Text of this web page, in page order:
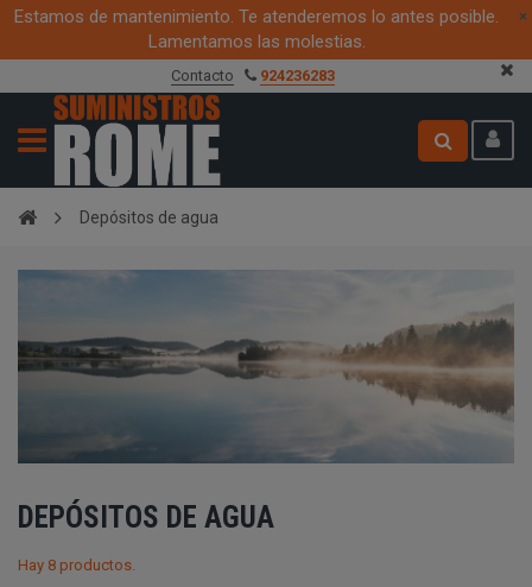
Estamos de mantenimiento. Te atenderemos lo antes posible.
Lamentamos las molestias.
×
Contacto 924236283
Depósitos de agua
DEPÓSITOS DE AGUA
Hay 8 productos.